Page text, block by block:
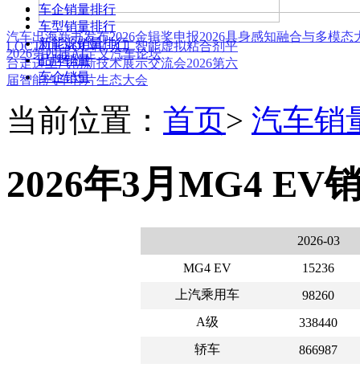
汽车出海新书发布2026金辑奖申报2026具身感知融合与多模态
2026第四届AI定义汽车论坛
LOCTITE SOLVE 人工智能虚拟粘合剂平
台走进上汽创新技术展示交流会2026第六
届智能汽车芯片生态大会
车企销量排行
车型销量排行
新能源销量排行
品牌销量
车企销量
当前位置： 首页> 汽车销
2026年3月MG4 EV
2026-03
MG4 EV
15236
上汽乘用车
98260
A级
338440
轿车
866987